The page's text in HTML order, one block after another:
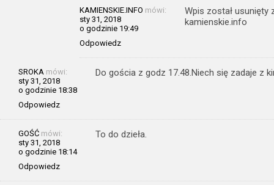
KAMIENSKIE.INFO mówi:
sty 31, 2018
o godzinie 19:49
Odpowiedz
Wpis został usunięty
kamienskie.info
SROKA mówi:
sty 31, 2018
o godzinie 18:38
Odpowiedz
Do gościa z godz 17.48.Niech się zadaje z
GOŚĆ mówi:
sty 31, 2018
o godzinie 18:14
Odpowiedz
To do dzieła.